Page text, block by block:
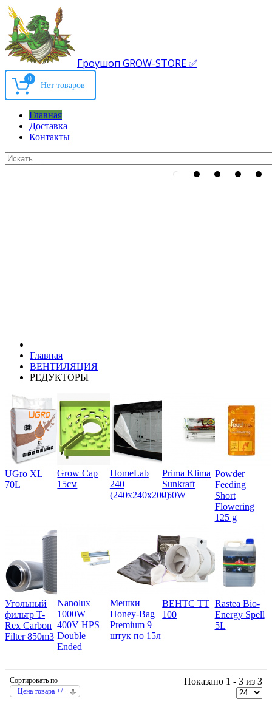
Гроушоп GROW-STORE ✅
0
Главная
Доставка
Контакты
Главная
ВЕНТИЛЯЦИЯ
РЕДУКТОРЫ
UGro XL
70L
Grow Cap
15см
HomeLab
240
(240x240x200)
Prima Klima
Sunkraft
250W
Powder
Feeding
Short
Flowering
125 g
Угольный
фильтр T-
Rex Carbon
Filter 850m3
Nanolux
1000W
400V HPS
Double
Ended
Мешки
Honey-Bag
Premium 9
штук по 15л
ВЕНТС ТТ
100
Rastea Bio-
Energy Spell
5L
Сортировать по
Цена товара +/-
Показано 1 - 3 из 3